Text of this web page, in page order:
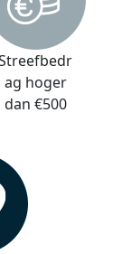
ag hoger
dan €500